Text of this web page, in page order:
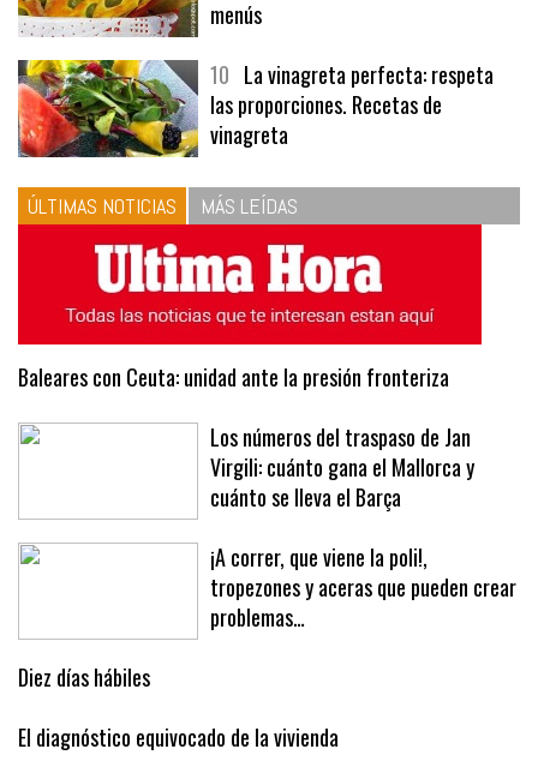
tres recetas de premio | Recetas y
menús
10La vinagreta perfecta: respeta
las proporciones. Recetas de
vinagreta
ÚLTIMAS NOTICIAS MÁS LEÍDAS
Baleares con Ceuta: unidad ante la presión fronteriza
Los números del traspaso de Jan
Virgili: cuánto gana el Mallorca y
cuánto se lleva el Barça
¡A correr, que viene la poli!,
tropezones y aceras que pueden crear
Diez días hábiles